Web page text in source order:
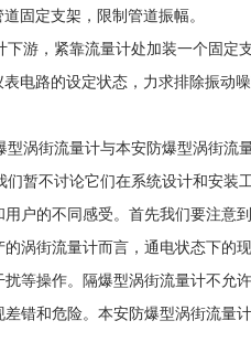
固定支架，限制管道振幅。
游，紧靠流量计处加装一个固定
电路的设定状态，力求排除振动噪
涡街流量计与本安防爆型涡街流
暂不讨论它们在系统设计和安装
用户的不同感受。首先我们要注意
的涡街流量计而言，通电状态下的
扰等操作。隔爆型涡街流量计不允
差错和危险。本安防爆型涡街流量